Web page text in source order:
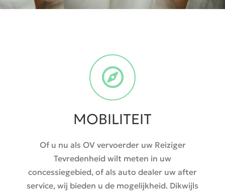
MOBILITEIT
Of u nu als OV vervoerder uw Reiziger
Tevredenheid wilt meten in uw
concessiegebied, of als auto dealer uw after
service, wij bieden u de mogelijkheid. Dikwijls